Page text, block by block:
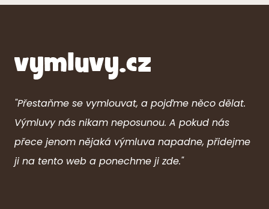
"Přestaňme se vymlouvat, a pojďme něco dělat.
Výmluvy nás nikam neposunou. A pokud nás
přece jenom nějaká výmluva napadne, přidejme
ji na tento web a ponechme ji zde."